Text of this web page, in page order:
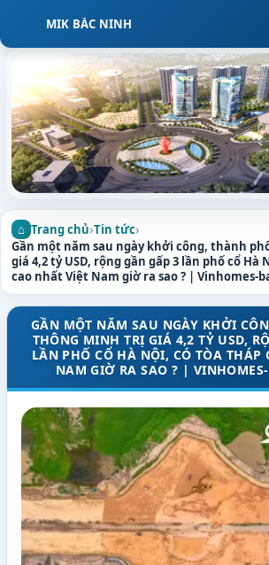
MIK BẮC NINH
Trang chủ›Tin tức›
Gần một năm sau ngày khởi công, thành
giá 4,2 tỷ USD, rộng gần gấp 3 lần phố cổ Hà
cao nhất Việt Nam giờ ra sao ? | Vinhomes-
GẦN MỘT NĂM SAU NGÀY KHỞI
THÔNG MINH TRỊ GIÁ 4,2 TỶ USD,
LẦN PHỐ CỔ HÀ NỘI, CÓ TÒA THÁP
NAM GIỜ RA SAO ? |